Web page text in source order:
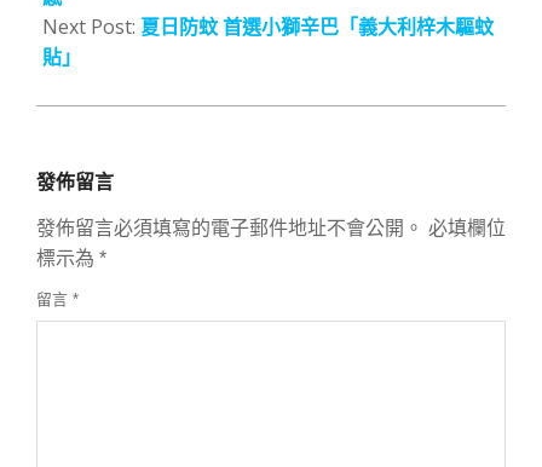
Next Post: 夏日防蚊 首選小獅辛巴「義大利梓木驅蚊
貼」
發佈留言
發佈留言必須填寫的電子郵件地址不會公開。 必填欄位
標示為 *
留言 *